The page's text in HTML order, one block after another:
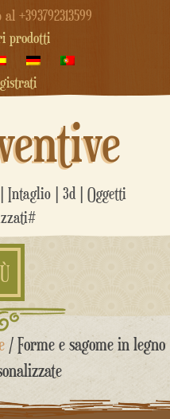
+393792313599
prodotti
Intaglio | 3d | Oggetti
/ Forme e sagome in legno